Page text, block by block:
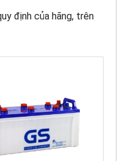
định của hãng, trên